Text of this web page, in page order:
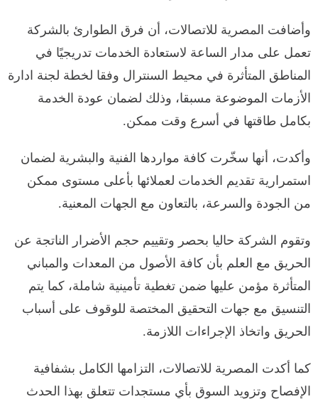
وأضافت المصرية للاتصالات، أن فرق الطوارئ بالشركة
تعمل على مدار الساعة لاستعادة الخدمات تدريجيًا في
المناطق المتأثرة في محيط السنترال وفقا لخطة لجنة ادارة
الأزمات الموضوعة مسبقا، وذلك لضمان عودة الخدمة
بكامل طاقتها في أسرع وقت ممكن.
وأكدت، أنها سخّرت كافة مواردها الفنية والبشرية لضمان
استمرارية تقديم الخدمات لعملائها بأعلى مستوى ممكن
من الجودة والسرعة، بالتعاون مع الجهات المعنية.
وتقوم الشركة حاليا بحصر وتقييم حجم الأضرار الناتجة عن
الحريق مع العلم بأن كافة الأصول من المعدات والمباني
المتأثرة مؤمن عليها ضمن تغطية تأمينية شاملة، كما يتم
التنسيق مع جهات التحقيق المختصة للوقوف على أسباب
الحريق واتخاذ الإجراءات اللازمة.
كما أكدت المصرية للاتصالات، التزامها الكامل بشفافية
الإفصاح وتزويد السوق بأي مستجدات تتعلق بهذا الحدث